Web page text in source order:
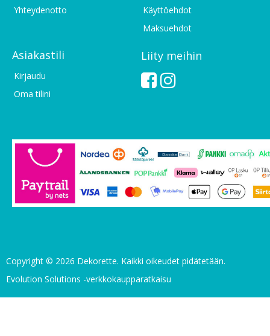
Yhteydenotto
Käyttöehdot
Maksuehdot
Asiakastili
Kirjaudu
Oma tilini
Liity meihin
Copyright © 2026 Dekorette. Kaikki oikeudet pidätetään.
Evolution Solutions -verkkokaupparatkaisu